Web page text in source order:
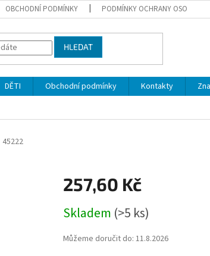
OBCHODNÍ PODMÍNKY PODMÍNKY OCHRANY OSOBNÍCH
HLEDAT
DĚTI Obchodní podmínky Kontakty
45222
257,60 Kč
cena:
Skladem (>5 ks)
Můžeme doručit do: 11.8.2026